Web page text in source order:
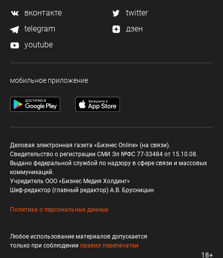
вконтакте
twitter
telegram
дзен
youtube
мобильное приложение
Деловая электронная газета «Бизнес Online» (на связи).
Свидетельство о регистрации СМИ Эл №ФС 77-33484 от 15.10.08.
Выдано федеральной службой по надзору в сфере связи и массовых
коммуникаций.
Учредитель ООО «Бизнес Медия Холдинг»
Шеф-редактор (главный редактор) А.В. Брусницын
Политика о персональных данных
Любое использование материалов допускается
только при соблюдении правил перепечатки
18+